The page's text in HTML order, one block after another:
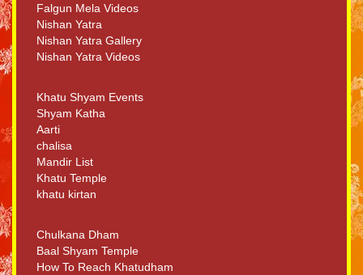
Falgun Mela Videos
Nishan Yatra
Nishan Yatra Gallery
Nishan Yatra Videos
Khatu Shyam Events
Shyam Katha
Aarti
chalisa
Mandir List
Khatu Temple
khatu kirtan
Chulkana Dham
Baal Shyam Temple
How To Reach Khatudham